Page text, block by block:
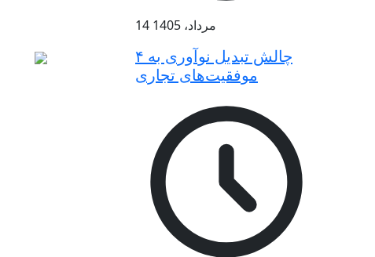
14 مرداد، 1405
۴ چالش تبدیل نوآوری به
موفقیت‌های تجاری